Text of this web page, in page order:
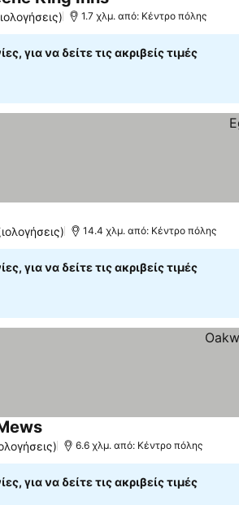
1.7 χλμ. από: Κέντρο πόλης
για να δείτε τις ακριβείς τιμές
14.4 χλμ. από: Κέντρο πόλης
για να δείτε τις ακριβείς τιμές
6.6 χλμ. από: Κέντρο πόλης
για να δείτε τις ακριβείς τιμές